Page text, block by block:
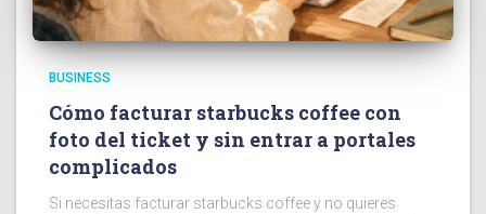
BUSINESS
Cómo facturar starbucks coffee con
foto del ticket y sin entrar a portales
complicados
Si necesitas facturar starbucks coffee y no quieres